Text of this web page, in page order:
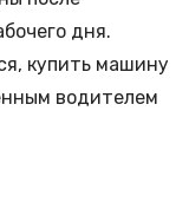
дня.
купить машину
водителем